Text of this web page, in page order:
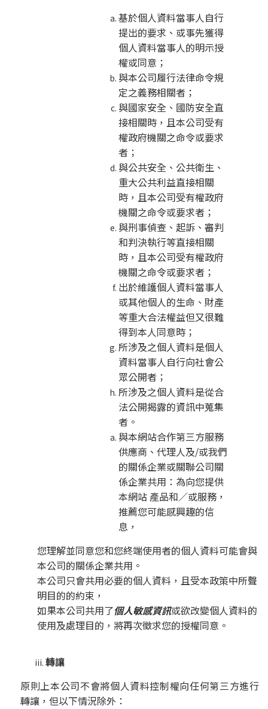
基於個人資料當事人自行
提出的要求、或事先獲得
個人資料當事人的明示授
權或同意；
與本公司履行法律命令規
定之義務相關者；
與國家安全、國防安全直
接相關時，且本公司受有
權政府機關之命令或要求
者；
與公共安全、公共衛生、
重大公共利益直接相關
時，且本公司受有權政府
機關之命令或要求者；
與刑事偵查、起訴、審判
和判決執行等直接相關
時，且本公司受有權政府
機關之命令或要求者；
出於維護個人資料當事人
或其他個人的生命、財產
等重大合法權益但又很難
得到本人同意時；
所涉及之個人資料是個人
資料當事人自行向社會公
眾公開者；
所涉及之個人資料是從合
法公開揭露的資訊中蒐集
者。
與本網站合作第三方服務
供應商、代理人及/或我們
的關係企業或關聯公司關
係企業共用：為向您提供
本網站 產品和／或服務，
推薦您可能感興趣的信
息，
您理解並同意您和您終端使用者的個人資料可能會與
本公司的關係企業共用。
本公司只會共用必要的個人資料，且受本政策中所聲
明目的的約束，
如果本公司共用了個人敏感資訊或欲改變個人資料的
使用及處理目的，將再次徵求您的授權同意。
轉讓
原則上本公司不會將個人資料控制權向任何第三方進行
轉讓，但以下情況除外：